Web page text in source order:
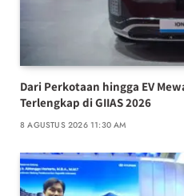
Dari Perkotaan hingga EV
Terlengkap di GIIAS 2026
8 AGUSTUS 2026 11:30 AM